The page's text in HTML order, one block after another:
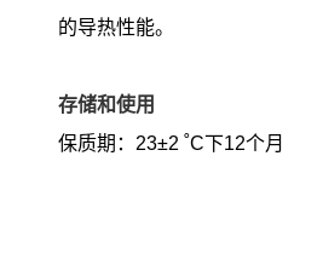
的导热性能。
存储和使用
保质期： 23±2 ˚C下12个月